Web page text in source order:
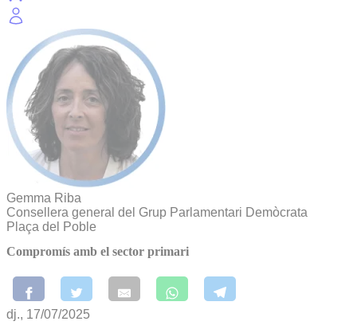
Gemma Riba
Consellera general del Grup Parlamentari Demòcrata
Plaça del Poble
Compromís amb el sector primari
dj., 17/07/2025